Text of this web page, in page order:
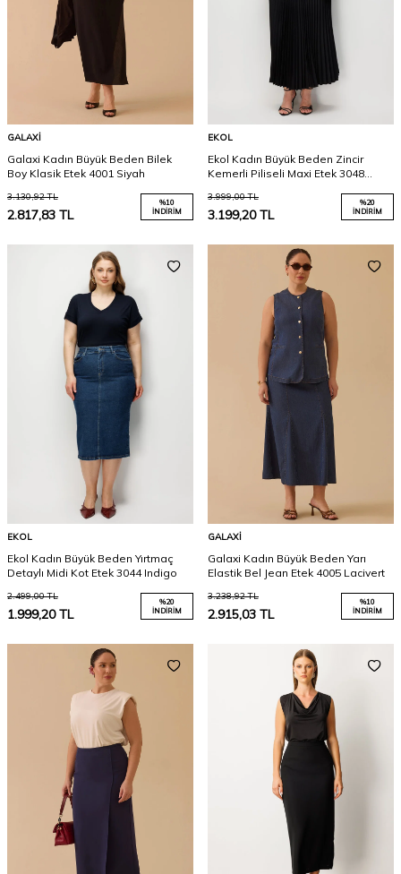
GALAXI
Galaxi Kadın Büyük Beden Bilek
Boy Klasik Etek 4001 Siyah
3.130,92TL
2.817,83 TL
%10
İNDIRIM
EKOL
Ekol Kadın Büyük Beden Zincir
Kemerli Piliseli Maxi Etek 3048
3.999,00TL
3.199,20TL
%20
İNDIRIM
EKOL
Ekol Kadın Büyük Beden Yırtmaç
Detaylı Midi Kot Etek 3044 Indigo
2.499,00TL
1.999,20TL
%20
İNDIRIM
GALAXI
Galaxi Kadın Büyük Beden Yarı
Elastik Bel Jean Etek 4005 Lacivert
3.238,92TL
2.915,03 TL
%10
İNDIRIM